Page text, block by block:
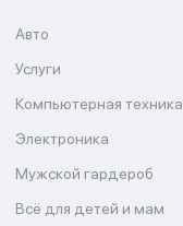
Авто
Услуги
Компьютерная техника
Электроника
Мужской гардероб
Всё для детей и мам